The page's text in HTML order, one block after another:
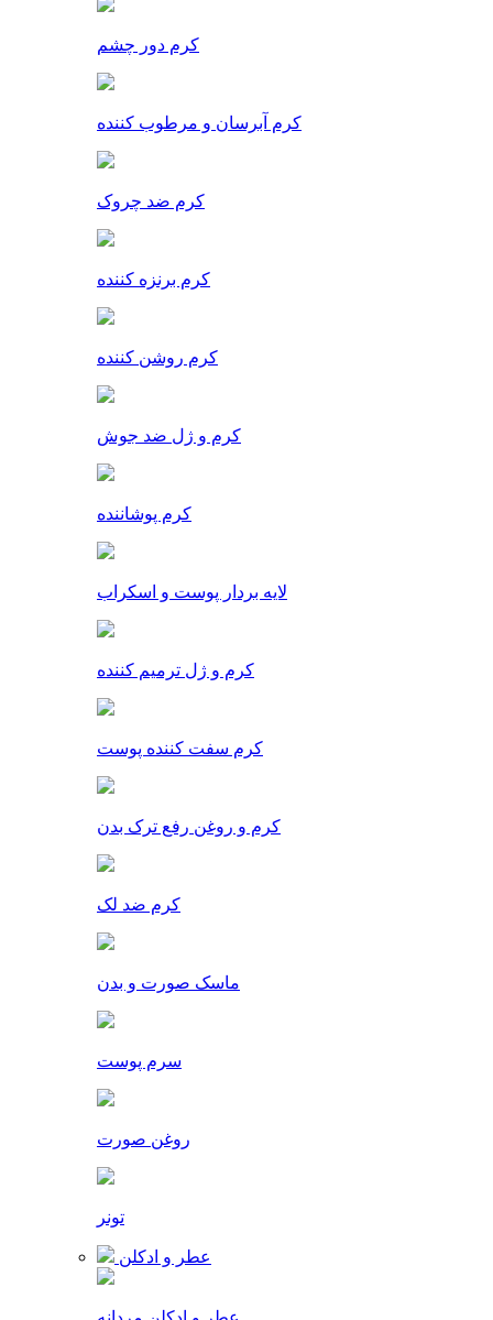
کرم دور چشم
کرم آبرسان و مرطوب کننده
کرم ضد چروک
کرم برنزه کننده
کرم روشن کننده
کرم و ژل ضد جوش
کرم پوشاننده
لایه بردار پوست و اسکراب
کرم و ژل ترمیم کننده
کرم سفت کننده پوست
کرم و روغن رفع ترک بدن
کرم ضد لک
ماسک صورت و بدن
سرم پوست
روغن صورت
تونر
عطر و ادکلن